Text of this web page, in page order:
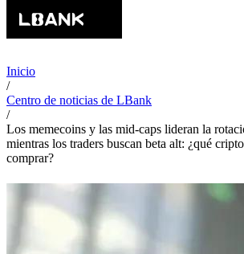
Inicio
/
Centro de noticias de LBank
/
Los memecoins y las mid-caps lideran la
mientras los traders buscan beta alt: ¿qué
comprar?